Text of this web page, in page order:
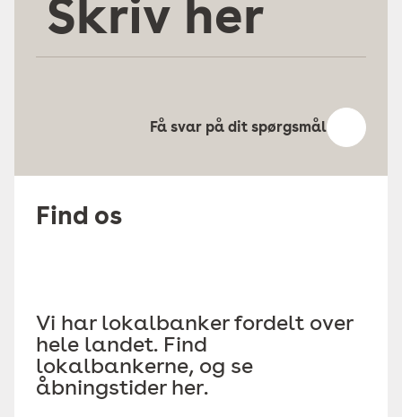
her
Få svar på dit spørgsmål
Find os
Vi har lokalbanker fordelt over
hele landet. Find
lokalbankerne, og se
åbningstider her.